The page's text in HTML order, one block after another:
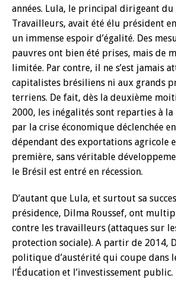
années. Lula, le principal dirigeant du
Travailleurs, avait été élu président
un immense espoir d’égalité. Des
pauvres ont bien été prises, mais de
limitée. Par contre, il ne s’est jamais
capitalistes brésiliens ni aux grands
terriens. De fait, dès la deuxième
2000, les inégalités sont reparties à la
par la crise économique déclenchée
dépendant des exportations agricole
première, sans véritable
le Brésil est entré en récession.
D’autant que Lula, et surtout sa
présidence, Dilma Roussef, ont
contre les travailleurs (attaques sur
protection sociale). A partir de 2014,
politique d’austérité qui coupe dans
l’Éducation et l’investissement